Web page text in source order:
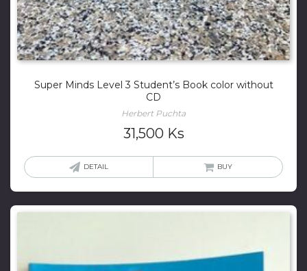
Super Minds Level 3 Student’s Book color without
CD
Herbert Puchta
31,500 Ks
DETAIL BUY